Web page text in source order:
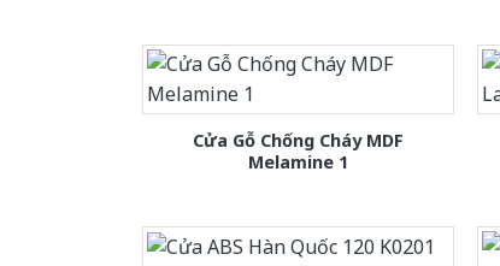
Cửa Gỗ Chống Cháy MDF
Melamine 1